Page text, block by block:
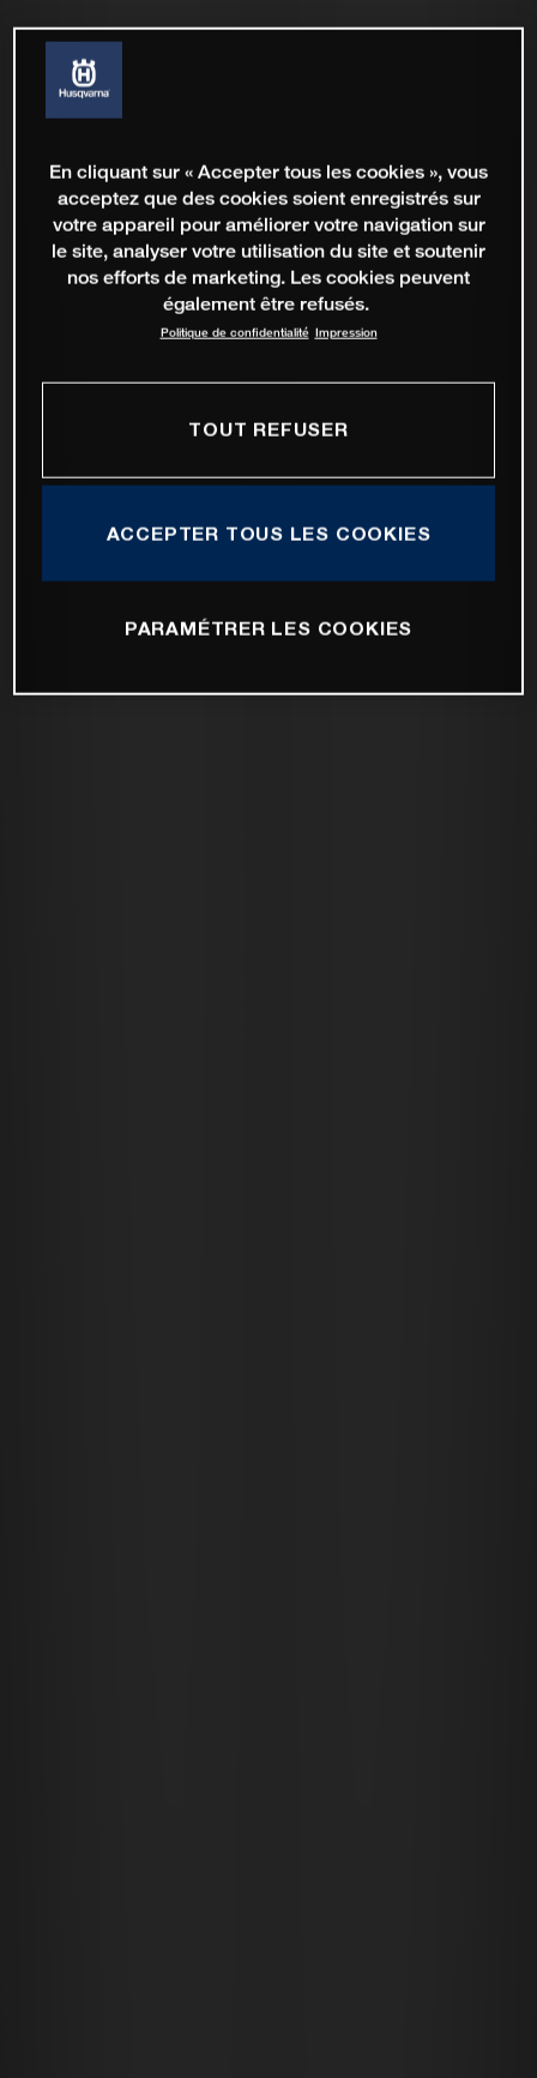
En cliquant sur « Accepter tous les cookies », vous
acceptez que des cookies soient enregistrés sur
votre appareil pour améliorer votre navigation sur
le site, analyser votre utilisation du site et soutenir
nos efforts de marketing. Les cookies peuvent
également être refusés.
Politique de confidentialité Impression
TOUT REFUSER
ACCEPTER TOUS LES COOKIES
PARAMÉTRER LES COOKIES